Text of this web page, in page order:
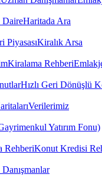
DaireHaritada Ara
PiyasasıKiralık Arsa
Kiralama Rehberi
Hızlı Geri Dönüşlü
Verilerimiz
Yatırım Fonu)
RehberiKonut Kredisi